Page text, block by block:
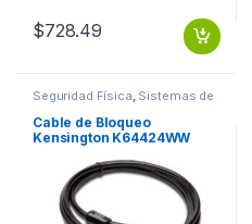
$728.49
Seguridad Física Sistemas de
Detección y Alarma contra
incendios
Cable de Bloqueo
Kensington K64424WW
Escritorio – 2.44m Cable –
Negro – Acero al carbono
DE ESCRITORIO Y
PERIFERICOS 2.0